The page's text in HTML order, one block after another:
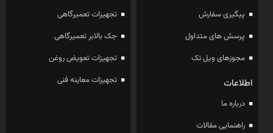
پیگیری سفارش
پرسش های متداول
مجوزهای ویل تک
اطلاعات
درباره ما
راهنمایی مقالات
تجهیزات تعمیرگاهی
جک بالابر تعمیرگاهی
تجهیزات تعویض روغن
تجهیزات معاینه فنی